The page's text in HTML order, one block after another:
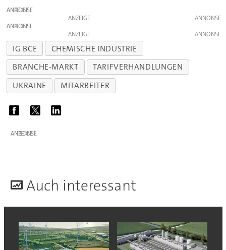
ANZEIGE
ANZEIGE
ANZEIGE
ANZEIGE
IG BCE
CHEMISCHE INDUSTRIE
BRANCHE-MARKT
TARIFVERHANDLUNGEN
UKRAINE
MITARBEITER
ANZEIGE
Auch interessant